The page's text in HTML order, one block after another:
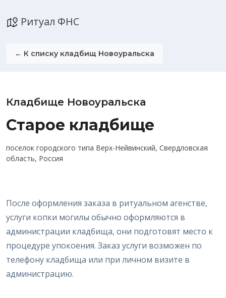
Ритуал ФНС
← К списку кладбищ Новоуральска
Кладбище Новоуральска
Старое кладбище
поселок городского типа Верх-Нейвинский, Свердловская
область, Россия
После оформления заказа в ритуальном агенстве,
услуги копки могилы обычно оформляются в
администрации кладбища, они подготовят место к
процедуре упокоения. Заказ услуги возможен по
телефону кладбища или при личном визите в
администрацию.